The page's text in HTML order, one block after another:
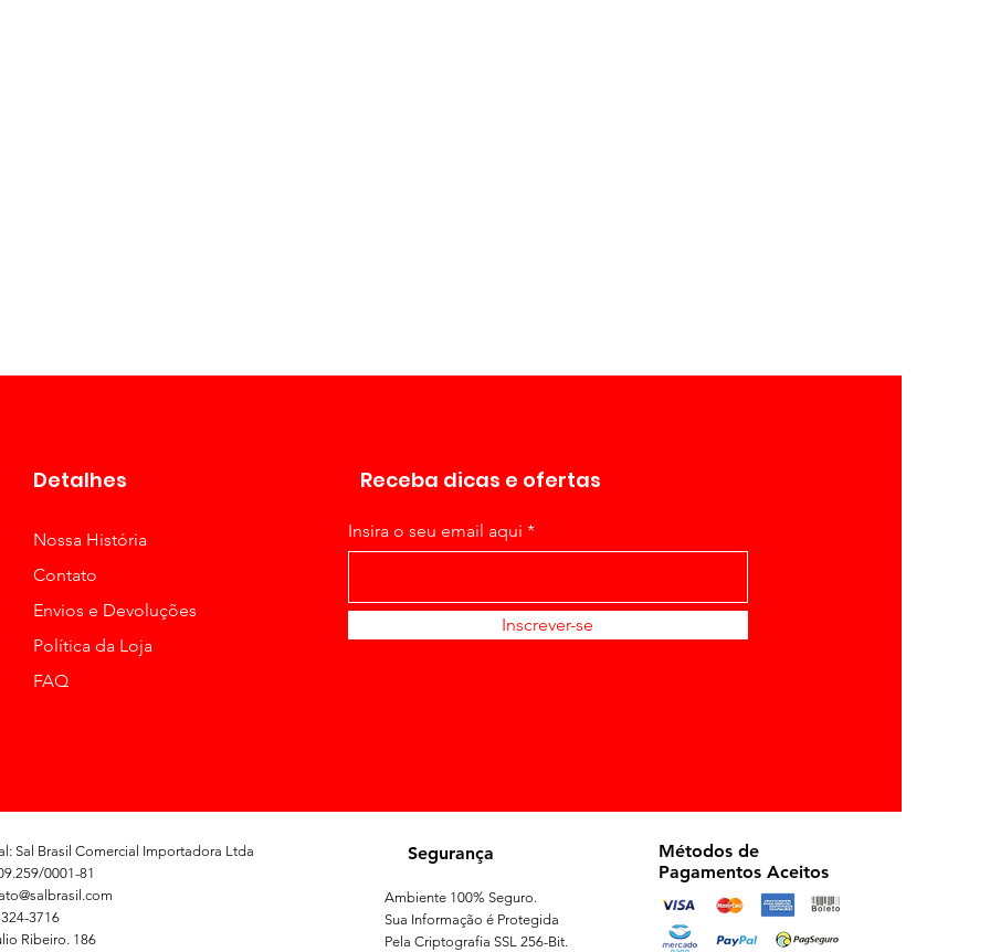
Detalhes
Nossa História
Contato
Envios e Devoluções
Política da Loja
FAQ
Receba dicas e ofertas
Insira o seu email aqui
Inscrever-se
Sal Brasil Comercial Importadora Ltda
0001-81
3716
Ribeiro. 186
Segurança
Ambiente 100% Seguro.
Sua Informação é Protegida
Pela Criptografia SSL 256-Bit.
Métodos de
Pagamentos Aceitos